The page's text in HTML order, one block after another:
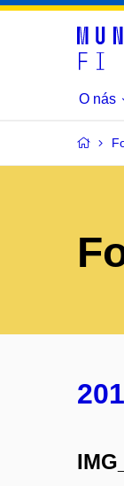
O nás